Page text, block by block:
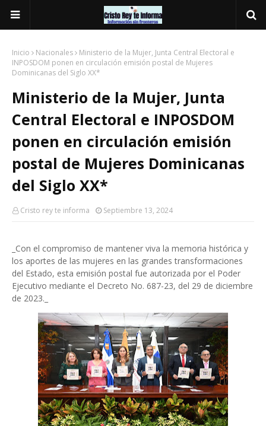
Inicio Nacionales
Ministerio de la Mujer, Junta Central Electoral e
INPOSDOM ponen en circulación emisión postal de Mujeres
Dominicanas del Siglo XX*
Ministerio de la Mujer, Junta
Central Electoral e INPOSDOM
ponen en circulación emisión
postal de Mujeres Dominicanas
del Siglo XX*
Cristo rey te informa Septiembre 13, 2024
_Con el compromiso de mantener viva la memoria histórica y
los aportes de las mujeres en las grandes transformaciones
del Estado, esta emisión postal fue autorizada por el Poder
Ejecutivo mediante el Decreto No. 687-23, del 29 de diciembre
de 2023._